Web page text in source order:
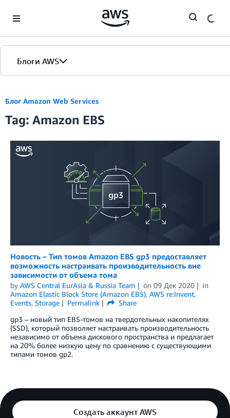
Блоги AWS
Главная страница
Версии
Блог Amazon Web Services
Tag: Amazon EBS
Новость – Тип томов Amazon EBS gp3 предоставляет
возможность настраивать производительность вне
зависимости от объема тома
by AWS Central EurAsia & Russia Team on 09 Дек 2020
in
Amazon Elastic Block Store (Amazon EBS), AWS re:Invent,
Events, Storage Permalink
Share
gp3 – новый тип EBS-томов на твердотельных накопителях
(SSD), который позволяет настраивать производительность
независимо от объема дискового пространства и предлагает
на 20% более низкую цену по сравнению с существующими
типами томов gp2.
Создать аккаунт AWS